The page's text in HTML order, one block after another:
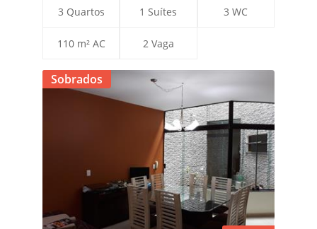
3 Quartos 1 Suítes 3 WC
110 m² AC 2 Vaga
Sobrados